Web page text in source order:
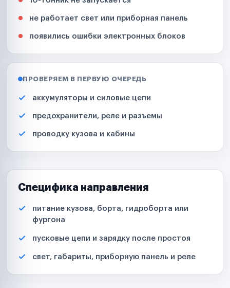
не работает свет или приборная панель
появились ошибки электронных блоков
ПРОВЕРЯЕМ В ПЕРВУЮ ОЧЕРЕДЬ
аккумуляторы и силовые цепи
предохранители, реле и разъемы
проводку кузова и кабины
Специфика направления
питание кузова, борта, гидроборта или
фургона
пусковые цепи и зарядку после простоя
свет, габариты, приборную панель и реле